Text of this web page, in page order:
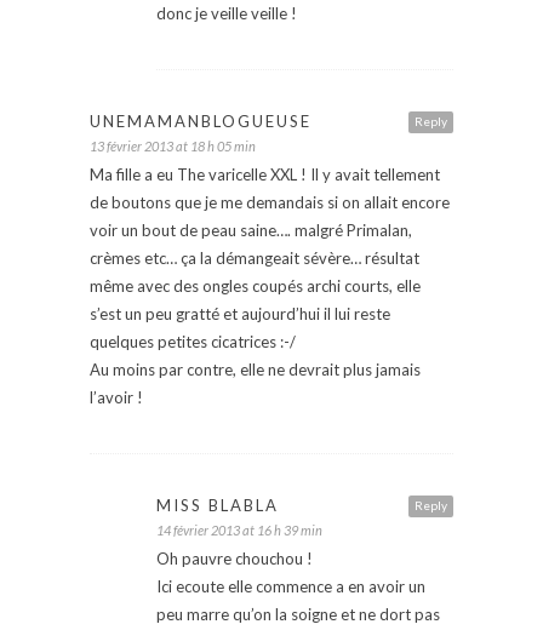
donc je veille veille !
Reply
UNEMAMANBLOGUEUSE
13 février 2013 at 18 h 05 min
Ma fille a eu The varicelle XXL ! Il y avait tellement
de boutons que je me demandais si on allait encore
voir un bout de peau saine…. malgré Primalan,
crèmes etc… ça la démangeait sévère… résultat
même avec des ongles coupés archi courts, elle
s’est un peu gratté et aujourd’hui il lui reste
quelques petites cicatrices :-/
Au moins par contre, elle ne devrait plus jamais
l’avoir !
Reply
MISS BLABLA
14 février 2013 at 16 h 39 min
Oh pauvre chouchou !
Ici ecoute elle commence a en avoir un
peu marre qu’on la soigne et ne dort pas